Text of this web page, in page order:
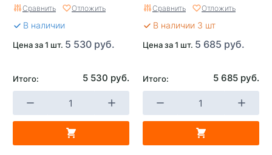
Сравнить Отложить
В наличии
Цена за 1 шт. 5 530 руб.
Итого: 5 530 руб.
Сравнить Отложить
В наличии 3 шт
Цена за 1 шт. 5 685 руб.
Итого: 5 685 руб.